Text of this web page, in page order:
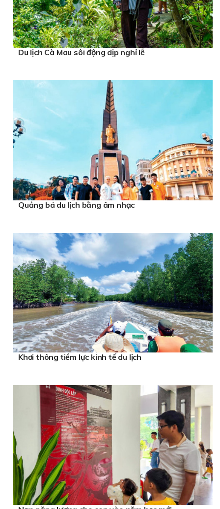
Du lịch Cà Mau sôi động dịp nghỉ lễ
Quảng bá du lịch bằng âm nhạc
Khơi thông tiềm lực kinh tế du lịch